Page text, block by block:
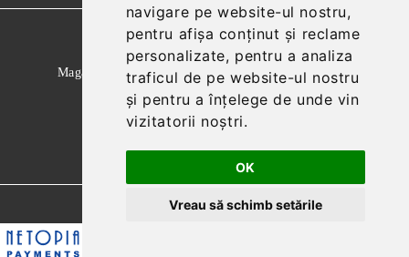
navigare pe website-ul nostru,
pentru afișa conținut și reclame
personalizate, pentru a analiza
traficul de pe website-ul nostru
și pentru a înțelege de unde vin
vizitatorii noștri.
OK
Vreau să schimb setările
GDPR
Magazinul nostru respecta 100% prevederile GDPR.
Citeste politica de confidentialitate
Informatiile mele personale
Solutie comert electronic Seliton